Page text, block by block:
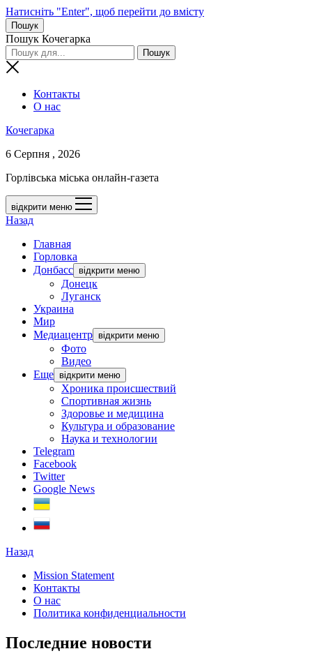
Натисніть "Enter", щоб перейти до вмісту
Пошук
Пошук Кочегарка
Контакты
О нас
Кочегарка
6 Серпня , 2026
Горлівська міська онлайн-газета
відкрити меню
Назад
Главная
Горловка
Донбасс відкрити меню
Донецк
Луганск
Украина
Мир
Медиацентр відкрити меню
Фото
Видео
Еще відкрити меню
Хроника происшествий
Спортивная жизнь
Здоровье и медицина
Культура и образование
Наука и технологии
Telegram
Facebook
Twitter
Google News
Назад
Mission Statement
Контакты
О нас
Политика конфиденциальности
Последние новости